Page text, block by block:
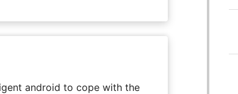
android to cope with the